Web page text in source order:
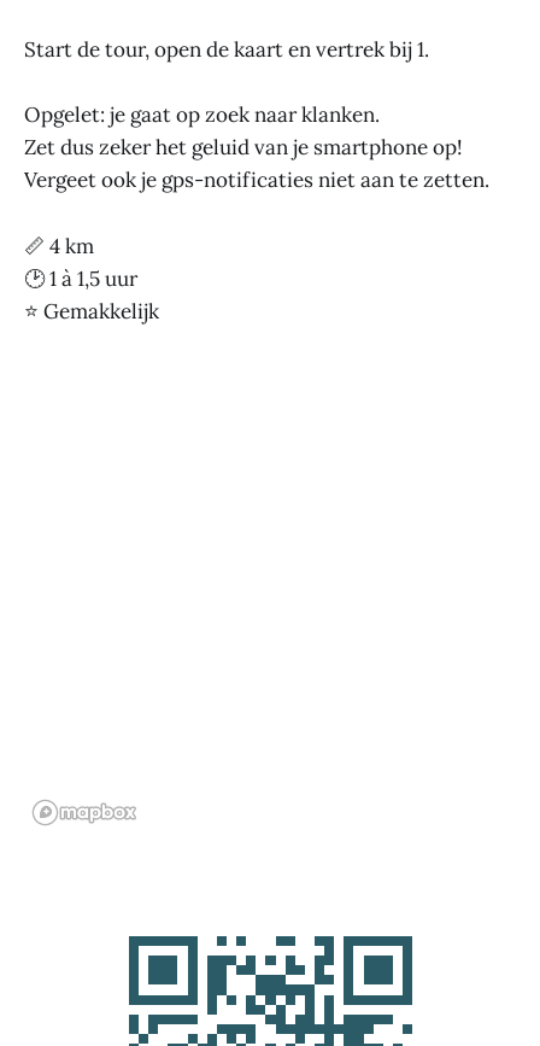
Start de tour, open de kaart en vertrek bij 1.
Opgelet: je gaat op zoek naar klanken.
Zet dus zeker het geluid van je smartphone op!
Vergeet ook je gps-notificaties niet aan te zetten.
📏 4 km
🕑 1 à 1,5 uur
⭐ Gemakkelijk